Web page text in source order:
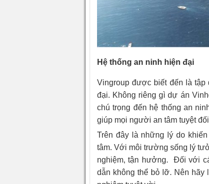
Hệ thống an ninh hiện đại
Vingroup được biết đến là tập
đại. Không riêng gì dự án
chú trọng đến hệ thống an
giúp mọi người an tâm tuyệt
Trên đây là những lý do
tâm. Với môi trường sống lý
nghiệm, tận hưởng. Đối với
dẫn không thể bỏ lỡ. Nên